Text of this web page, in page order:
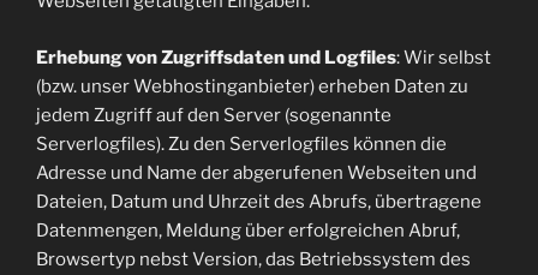
Erhebung von Zugriffsdaten und Logfiles: Wir selbst
(bzw. unser Webhostinganbieter) erheben Daten zu
jedem Zugriff auf den Server (sogenannte
Serverlogfiles). Zu den Serverlogfiles können die
Adresse und Name der abgerufenen Webseiten und
Dateien, Datum und Uhrzeit des Abrufs, übertragene
Datenmengen, Meldung über erfolgreichen Abruf,
Browsertyp nebst Version, das Betriebssystem des